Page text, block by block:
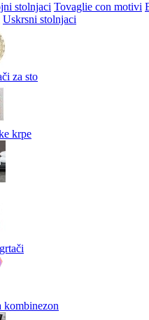
stolnjaci Tovaglie con motivi
Uskrsni stolnjaci
za sto
krpe
kombinezon